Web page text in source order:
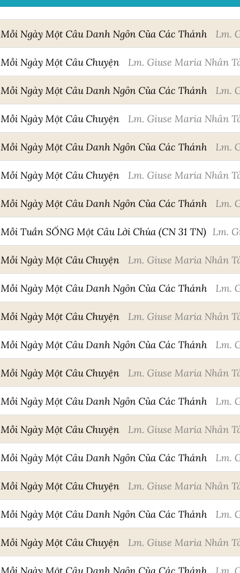
Mỗi Ngày Một Câu Danh Ngôn Của Các Thánh Lm.
Mỗi Ngày Một Câu Chuyện Lm. Giuse Maria Nhân
Mỗi Ngày Một Câu Danh Ngôn Của Các Thánh Lm.
Mỗi Ngày Một Câu Chuyện Lm. Giuse Maria Nhân
Mỗi Ngày Một Câu Danh Ngôn Của Các Thánh Lm.
Mỗi Ngày Một Câu Chuyện Lm. Giuse Maria Nhân
Mỗi Ngày Một Câu Danh Ngôn Của Các Thánh Lm.
Mỗi Tuần SỐNG Một Câu Lời Chúa (CN 31 TN) Lm.
Mỗi Ngày Một Câu Chuyện Lm. Giuse Maria Nhân
Mỗi Ngày Một Câu Danh Ngôn Của Các Thánh Lm.
Mỗi Ngày Một Câu Chuyện Lm. Giuse Maria Nhân
Mỗi Ngày Một Câu Danh Ngôn Của Các Thánh Lm.
Mỗi Ngày Một Câu Chuyện Lm. Giuse Maria Nhân
Mỗi Ngày Một Câu Danh Ngôn Của Các Thánh Lm.
Mỗi Ngày Một Câu Chuyện Lm. Giuse Maria Nhân
Mỗi Ngày Một Câu Danh Ngôn Của Các Thánh Lm.
Mỗi Ngày Một Câu Chuyện Lm. Giuse Maria Nhân
Mỗi Ngày Một Câu Danh Ngôn Của Các Thánh Lm.
Mỗi Ngày Một Câu Chuyện Lm. Giuse Maria Nhân